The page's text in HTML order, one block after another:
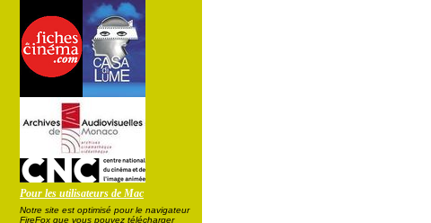
Pour les utilisateurs de Mac
Notre site est optimisé pour le navigateur
FireFox que vous pouvez télécharger